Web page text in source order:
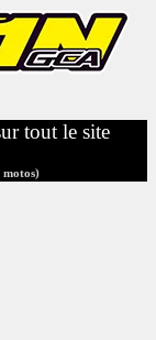
tout le site
motos)